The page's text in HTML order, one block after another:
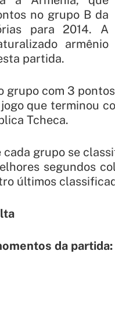
no grupo B da
para 2014. A
armênio
partida.
grupo com 3
que terminou
Tcheca.
grupo se
segundos
últimos
da partida: